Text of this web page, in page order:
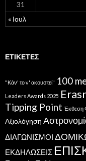
« Ιουλ
31
ΕΤΙΚΈΤΕΣ
"Κάν' το ν' ακουστεί" 100
Leaders Awards 2025
Tipping Point Έκθεση
Αξιολόγηση
ΔΙΑΓΩΝΙΣΜΟΙ
ΕΚΔΗΛΩΣΕΙΣ